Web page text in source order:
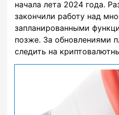
начала лета 2024 года.
закончили работу над
запланированными
позже. За обновлениями
следить на